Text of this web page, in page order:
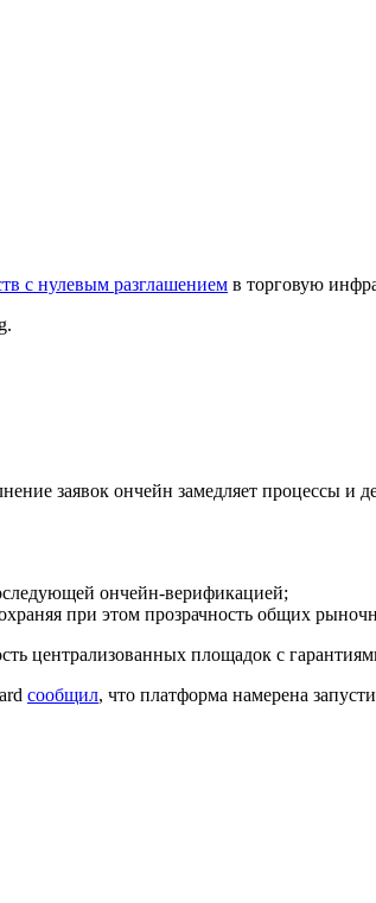
с нулевым разглашением в торговую
заявок ончейн замедляет процессы и
ончейн-верификацией;
при этом прозрачность общих
централизованных площадок с
сообщил, что платформа намерена